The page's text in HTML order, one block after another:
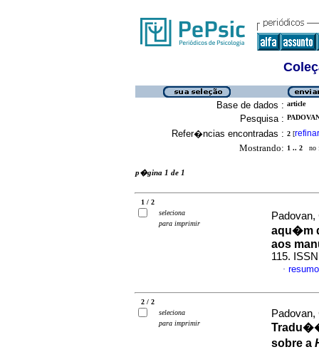
Base de dados : article
Pesquisa :
Refer�ncias encontradas : 2 [refinar
Mostrando: 1 .. 2 no
p�gina 1 de 1
1 / 2
seleciona
para imprimir
aqu�m
aos
115.
·
2 / 2
seleciona
para imprimir
Padovan,
sobre a